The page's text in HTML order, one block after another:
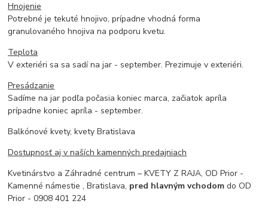
Hnojenie
Potrebné je tekuté hnojivo, prípadne vhodná forma
granulovaného hnojiva na podporu kvetu.
Teplota
V exteriéri sa sa sadí na jar - september. Prezimuje v exteriéri.
Presádzanie
Sadíme na jar podľa počasia koniec marca, začiatok apríla
prípadne koniec apríla - september.
Balkónové kvety, kvety Bratislava
Dostupnosť aj v naších kamenných predajniach
Kvetinárstvo a Záhradné centrum – KVETY Z RAJA, OD Prior -
Kamenné námestie , Bratislava, pred hlavným vchodom do OD
Prior - 0908 401 224